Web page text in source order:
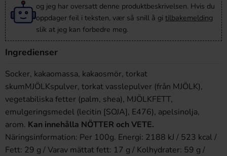
og jeg har oversatt denne produktbeskrivelsen. Hvis du
oppdager feil i teksten, vær så snill å gi tilbakemelding
slik at jeg kan forbedre meg.
Ingredienser
Socker, kakaomassa, kakaosmör, torkat
skumMJÖLKspulver, torkat vasslepulver (från MJÖLK),
vegetabiliska fetter (palm, shea), MJÖLKFETT,
emulgeringsmedel (lecitin [SOJA], E476), apelsinolja,
arom. Kan innehålla NÖTTER och VETE.
Näringsinformation: Per 100g. Energi: 2188 kJ / 523 kcal /
Fett: 29 g / Varav mättat fett: 17 g / Kolhydrater: 59 g /